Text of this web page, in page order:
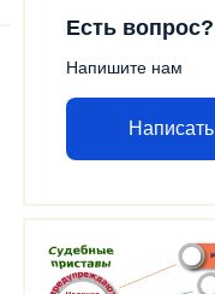
Есть вопрос?
Напишите нам
Написать